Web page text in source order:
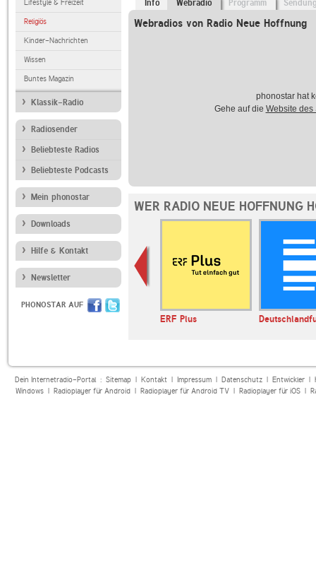
Lifestyle & Freizeit
Religiös
Kinder-Nachrichten
Wissen
Buntes Magazin
Klassik-Radio
Radiosender
Beliebteste Radios
Beliebteste Podcasts
Mein phonostar
Downloads
Hilfe & Kontakt
Newsletter
PHONOSTAR AUF
Info Webradio Programm
Webradios von Radio Neue Hoffnung
phonostar hat
Gehe auf die Website des
WER RADIO NEUE HOFFNUNG
ERF Plus
Dein Internetradio-Portal : Sitemap| Kontakt| Impressum| Datenschutz| Entwickler|
Windows| Radioplayer für Android| Radioplayer für Android TV| Radioplayer für iOS|